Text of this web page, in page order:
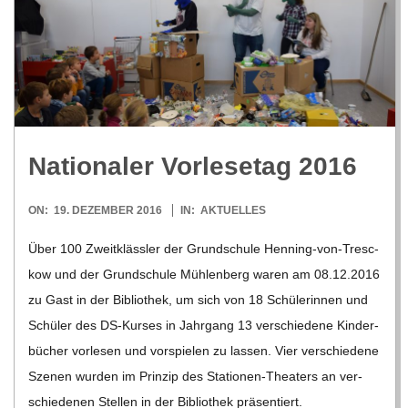
C
H
M
D
T
-
S
Natio­na­ler Vor­le­se­tag 2016
2016-
ON: 19. DEZEMBER 2016 IN: AKTUELLES
Über 100 Zweit­kläss­ler der Grund­schule Hen­­ning-von-Tre­­sc­­
kow und der Grund­schule Müh­len­berg waren am 08.12.2016
zu Gast in der Biblio­thek, um sich von 18 Schü­le­rin­nen und
Schü­ler des DS-Kur­­ses in Jahr­gang 13 ver­schie­dene Kin­der­
bü­cher vor­le­sen und vor­spie­len zu las­sen. Vier ver­schie­dene
Sze­nen wur­den im Prin­zip des Sta­­tio­­nen-The­a­­ters an ver­
schie­de­nen Stel­len in der Biblio­thek prä­sen­tiert.